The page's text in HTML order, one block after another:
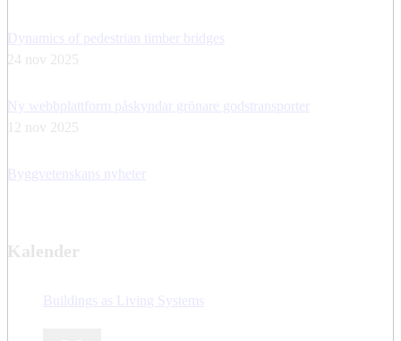
Dynamics of pedestrian timber bridges
24 nov 2025
Ny webbplattform påskyndar grönare godstransporter
12 nov 2025
Byggvetenskaps nyheter
Kalender
Buildings as Living Systems